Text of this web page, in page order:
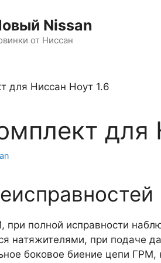
Nissan
от Ниссан
для
при полной исправности
натяжителями, при подаче
боковое биение цепи ГРМ,